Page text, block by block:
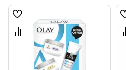
قائمة
قارن
قائمة
قارن